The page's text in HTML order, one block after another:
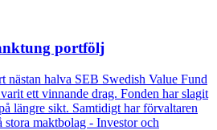
portfölj
nästan halva SEB Swedish Value Fund
ett vinnande drag. Fonden har slagit
längre sikt. Samtidigt har förvaltaren
stora maktbolag - Investor och